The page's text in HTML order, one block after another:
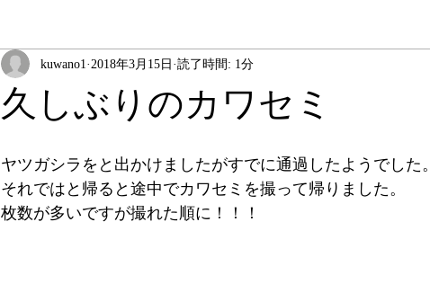
久しぶりのカワセミ
kuwano1 2018年3月15日 読了時間: 1分
ヤツガシラをと出かけましたがすでに通過したようでした。
それではと帰ると途中でカワセミを撮って帰りました。
枚数が多いですが撮れた順に！！！